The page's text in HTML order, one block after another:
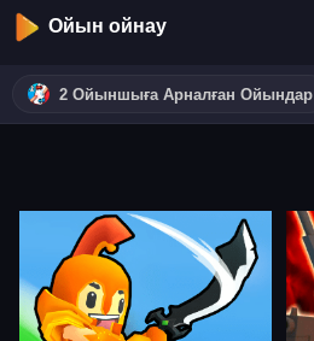
Ойын ойнау
2 Ойыншыға Арналған Ойындар